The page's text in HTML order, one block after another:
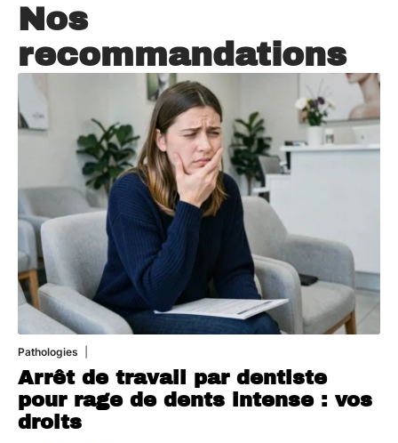
Nos
recommandations
Pathologies
Arrêt de travail par dentiste
pour rage de dents intense : vos
droits